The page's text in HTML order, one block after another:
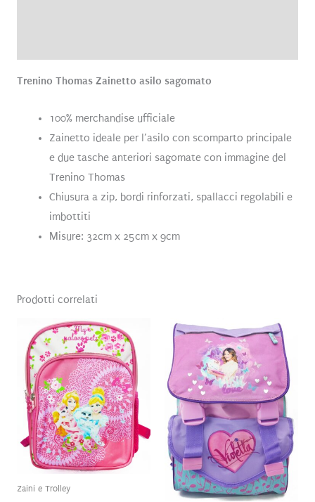
Trenino Thomas Zainetto asilo sagomato
100% merchandise ufficiale
Zainetto ideale per l’asilo con scomparto principale
e due tasche anteriori sagomate con immagine del
Trenino Thomas
Chiusura a zip, bordi rinforzati, spallacci regolabili e
imbottiti
Misure: 32cm x 25cm x 9cm
Prodotti correlati
Zaini e Trolley